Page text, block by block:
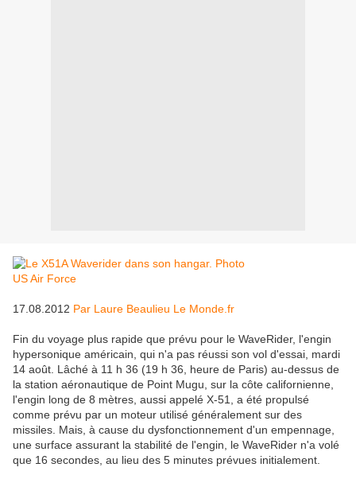
17.08.2012 Par Laure Beaulieu Le Monde.fr
Fin du voyage plus rapide que prévu pour le WaveRider, l'engin
hypersonique américain, qui n'a pas réussi son vol d'essai, mardi
14 août. Lâché à 11 h 36 (19 h 36, heure de Paris) au-dessus de
la station aéronautique de Point Mugu, sur la côte californienne,
l'engin long de 8 mètres, aussi appelé X-51, a été propulsé
comme prévu par un moteur utilisé généralement sur des
missiles. Mais, à cause du dysfonctionnement d'un empennage,
une surface assurant la stabilité de l'engin, le WaveRider n'a volé
que 16 secondes, au lieu des 5 minutes prévues initialement.